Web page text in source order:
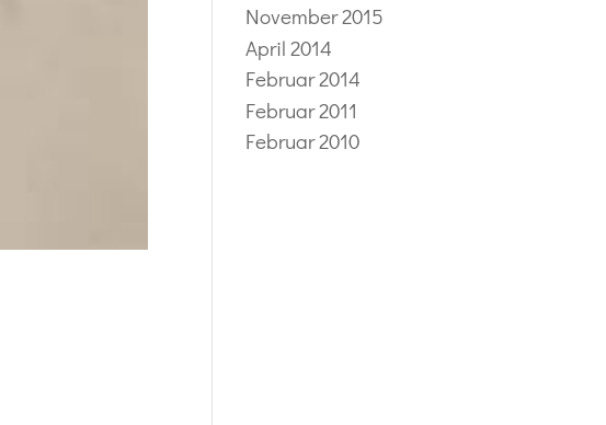
November 2015
April 2014
Februar 2014
Februar 2011
Februar 2010